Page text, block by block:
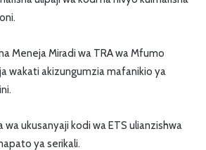
Meneja Miradi wa TRA wa Mfumo
wakati akizungumzia mafanikio ya
ukusanyaji kodi wa ETS ulianzishwa
ya serikali.